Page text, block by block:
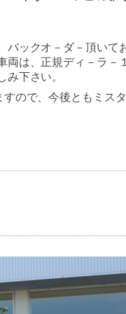
ックオ－ダ－頂いて
は、正規ディ－ラ－
下さい。
ので、今後ともミス